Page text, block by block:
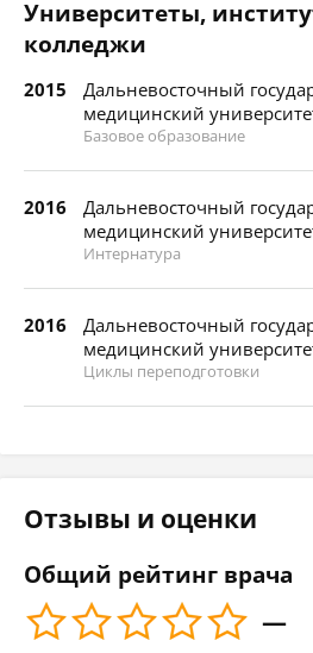
Университеты,
колледжи
2015
Дальневосточный
медицинский
Базовое образование
2016
Дальневосточный
медицинский
Интернатура
2016
Дальневосточный
медицинский
Циклы переподготовки
Отзывы и оценки
Общий рейтинг врача
—